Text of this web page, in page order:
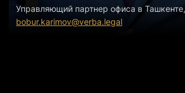
Управляющий партнер офиса в
bobur.karimov@verba.legal